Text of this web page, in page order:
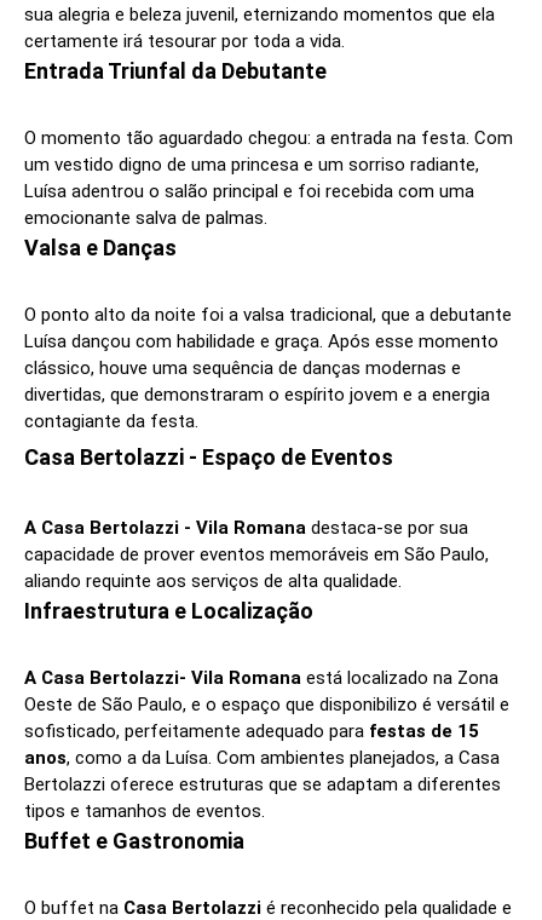
sua alegria e beleza juvenil, eternizando momentos que ela
certamente irá tesourar por toda a vida.
Entrada Triunfal da Debutante
O momento tão aguardado chegou: a entrada na festa. Com
um vestido digno de uma princesa e um sorriso radiante,
Luísa adentrou o salão principal e foi recebida com uma
emocionante salva de palmas.
Valsa e Danças
O ponto alto da noite foi a valsa tradicional, que a debutante
Luísa dançou com habilidade e graça. Após esse momento
clássico, houve uma sequência de danças modernas e
divertidas, que demonstraram o espírito jovem e a energia
contagiante da festa.
Casa Bertolazzi - Espaço de Eventos
A Casa Bertolazzi - Vila Romana destaca-se por sua
capacidade de prover eventos memoráveis em São Paulo,
aliando requinte aos serviços de alta qualidade.
Infraestrutura e Localização
A Casa Bertolazzi- Vila Romana está localizado na Zona
Oeste de São Paulo, e o espaço que disponibilizo é versátil e
sofisticado, perfeitamente adequado para festas de 15
anos, como a da Luísa. Com ambientes planejados, a Casa
Bertolazzi oferece estruturas que se adaptam a diferentes
tipos e tamanhos de eventos.
Buffet e Gastronomia
O buffet na Casa Bertolazzi é reconhecido pela qualidade e